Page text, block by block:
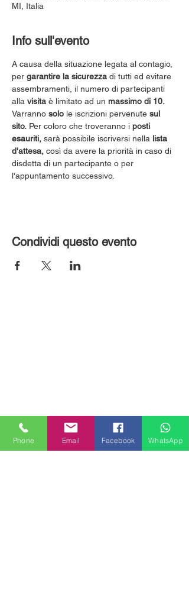
MI, Italia
Info sull'evento
A causa della situazione legata al contagio,
per garantire la sicurezza di tutti ed evitare
assembramenti, il numero di partecipanti
alla visita è limitato ad un massimo di 10.
Varranno solo le iscrizioni pervenute sul
sito. Per coloro che troveranno i posti
esauriti, sarà possibile iscriversi nella lista
d'attesa, così da avere la priorità in caso di
disdetta di un partecipante o per
l'appuntamento successivo.
Condividi questo evento
Phone Email Facebook WhatsApp